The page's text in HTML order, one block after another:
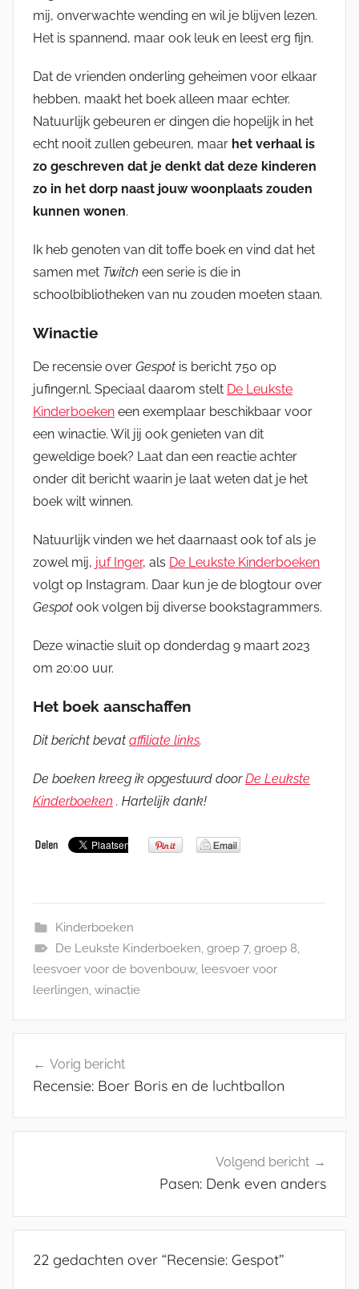
mij, onverwachte wending en wil je blijven lezen.
Het is spannend, maar ook leuk en leest erg fijn.
Dat de vrienden onderling geheimen voor elkaar
hebben, maakt het boek alleen maar echter.
Natuurlijk gebeuren er dingen die hopelijk in het
echt nooit zullen gebeuren, maar het verhaal is
zo geschreven dat je denkt dat deze kinderen
zo in het dorp naast jouw woonplaats zouden
kunnen wonen.
Ik heb genoten van dit toffe boek en vind dat het
samen met Twitch een serie is die in
schoolbibliotheken van nu zouden moeten staan.
Winactie
De recensie over Gespot is bericht 750 op
jufinger.nl. Speciaal daarom stelt De Leukste
Kinderboeken een exemplaar beschikbaar voor
een winactie. Wil jij ook genieten van dit
geweldige boek? Laat dan een reactie achter
onder dit bericht waarin je laat weten dat je het
boek wilt winnen.
Natuurlijk vinden we het daarnaast ook tof als je
zowel mij, juf Inger, als De Leukste Kinderboeken
volgt op Instagram. Daar kun je de blogtour over
Gespot ook volgen bij diverse bookstagrammers.
Deze winactie sluit op donderdag 9 maart 2023
om 20:00 uur.
Het boek aanschaffen
Dit bericht bevat affiliate links.
De boeken kreeg ik opgestuurd doorDe Leukste
Kinderboeken . Hartelijk dank!
Kinderboeken
De Leukste Kinderboeken, groep 7, groep 8,
leesvoer voor de bovenbouw, leesvoer voor
leerlingen, winactie
navigatie
Vorig bericht
Recensie: Boer Boris en de luchtballon
Volgend bericht
Pasen: Denk even anders
22 gedachten over “Recensie: Gespot”